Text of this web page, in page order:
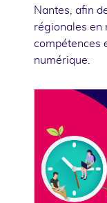
Nantes, afin
régionales en
compétences
numérique.